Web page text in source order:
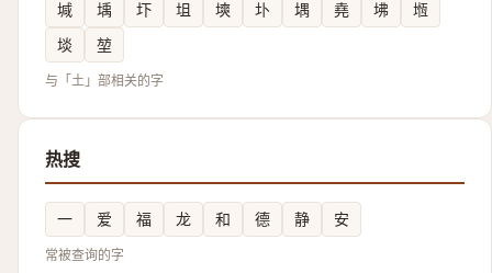
堿 㙖 圷 坥 塽 圤 堣 堯 坲
堩
埮
堃
与「土」部相关的字
热搜
一 爱 福 龙 和 德 静 安
常被查询的字